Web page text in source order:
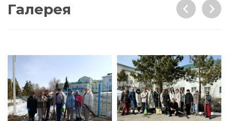
Галерея